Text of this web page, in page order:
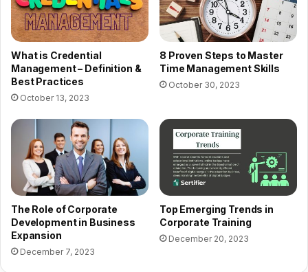
What is Credential
Management – Definition &
Best Practices
October 13, 2023
8 Proven Steps to Master
Time Management Skills
October 30, 2023
The Role of Corporate
Development in Business
Expansion
December 7, 2023
Top Emerging Trends in
Corporate Training
December 20, 2023